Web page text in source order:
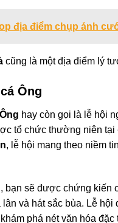
địa điểm chụp ảnh
cũng là một địa điểm lý
Ông
hay còn gọi là lễ hội
tổ chức thường niên tại
, lễ hội mang theo niềm
bạn sẽ được chứng
lân và hát sắc bùa. Lễ
phá nét văn hóa